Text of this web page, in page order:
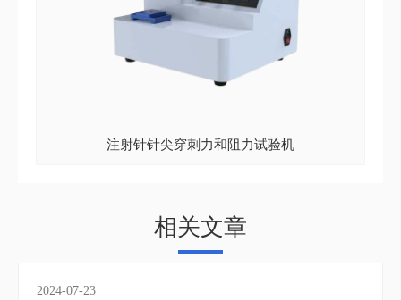
注射针针尖穿刺力和阻力试验机
相关文章
2024-07-23